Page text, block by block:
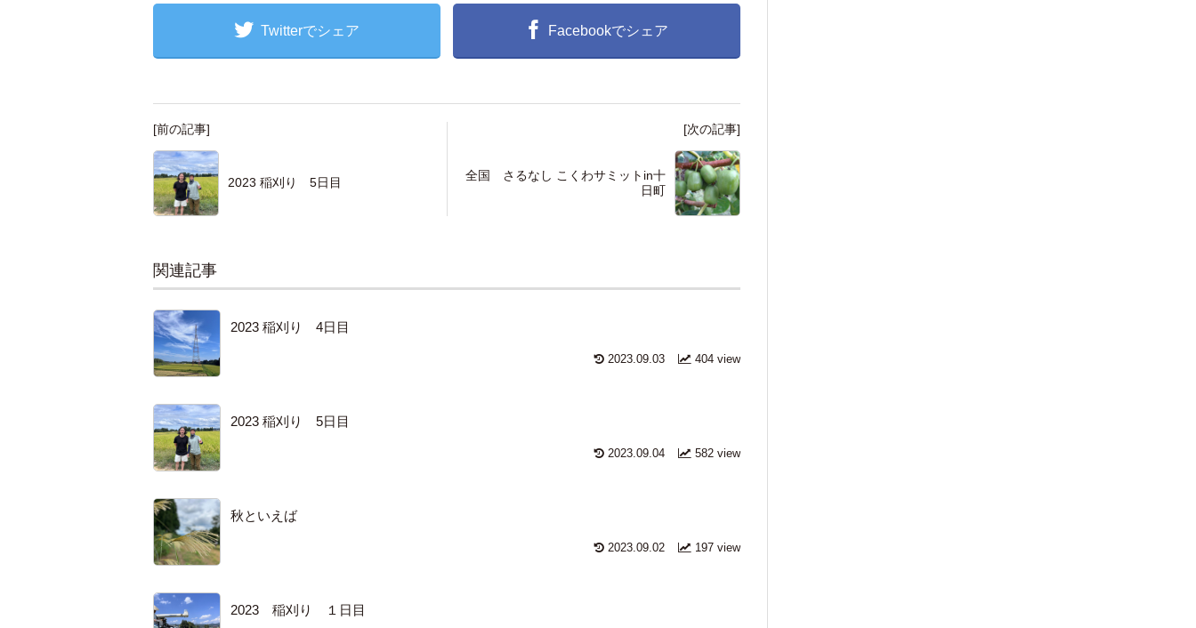
Twitterでシェア Facebookでシェア
[前の記事]
2023 稲刈り 5日目
[次の記事]
全国 さるなし こくわサミットin十
日町
関連記事
2023 稲刈り 4日目
404 view
2023.09.03
2023 稲刈り 5日目
582 view
2023.09.04
秋といえば
197 view
2023.09.02
2023 稲刈り １日目